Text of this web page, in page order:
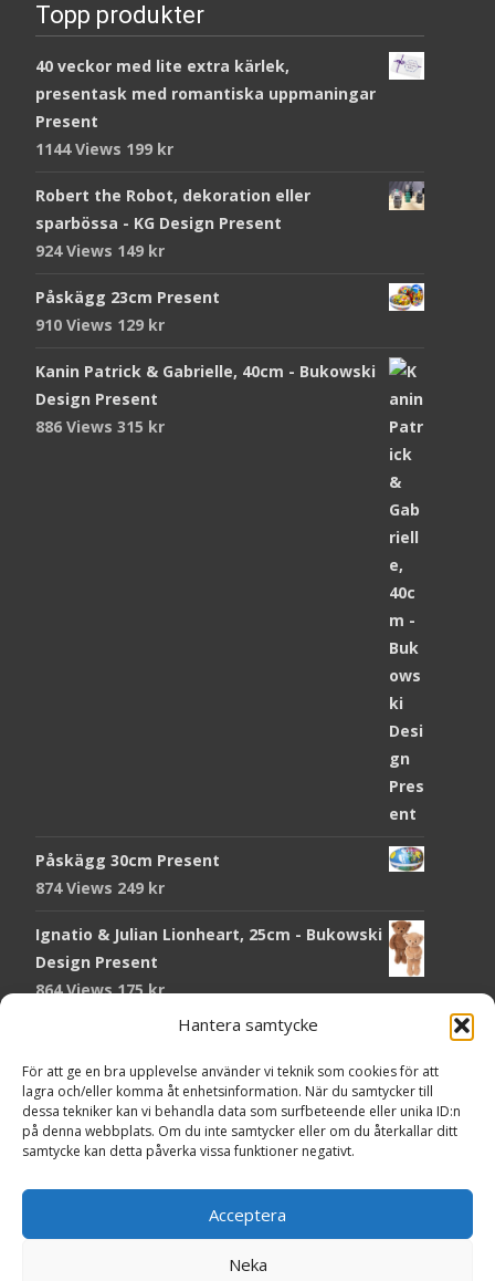
Hantera samtycke
För att ge en bra upplevelse använder vi teknik som cookies för att
lagra och/eller komma åt enhetsinformation. När du samtycker till
dessa tekniker kan vi behandla data som surfbeteende eller unika ID:n
på denna webbplats. Om du inte samtycker eller om du återkallar ditt
samtycke kan detta påverka vissa funktioner negativt.
Acceptera
Neka
Topp produkter
40 veckor med lite extra kärlek,
presentask med romantiska uppmaningar
Present
1144 Views 199 kr
Robert the Robot, dekoration eller
sparbössa - KG Design Present
924 Views 149 kr
Påskägg 23cm Present
910 Views 129 kr
Kanin Patrick & Gabrielle, 40cm - Bukowski
Design Present
886 Views 315 kr
Påskägg 30cm Present
874 Views 249 kr
Ignatio & Julian Lionheart, 25cm - Bukowski
Design Present
864 Views175kr
Chokladmynt Påskmotiv Present
820 Views25kr
Kort Påskhare, 8,5x11,5 cm Present
764 Views20kr
Tändsticksask I den enkla bor det vackra,
röd - Ernst Kirchsteiger Present
720 Views89kr
Powered by WordPress , Themei-craftby TemplatesNext.